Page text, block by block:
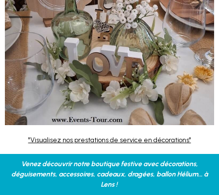
"Visualisez nos prestations de service en décorations"
Venez découvrir notre boutique festive avec décorations,
déguisements, accessoires, cadeaux, dragées, ballon Hélium... à
Lens !